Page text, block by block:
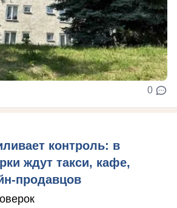
0
контроль: в
ждут такси, кафе,
продавцов